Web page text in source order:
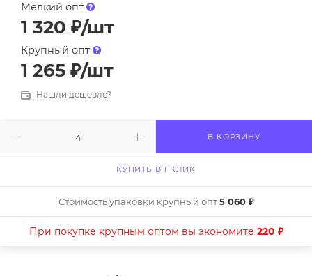
Мелкий опт
1 320 ₽/шт
Крупный опт
1 265 ₽/шт
Нашли дешевле?
В КОРЗИНУ
КУПИТЬ В 1 КЛИК
Стоимость упаковки крупный опт5 060 ₽
При покупке крупным оптом вы экономите 220 ₽